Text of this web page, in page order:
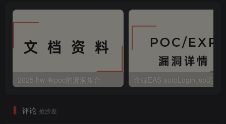
2025 hw 有poc的漏洞集合
评论 抢沙发